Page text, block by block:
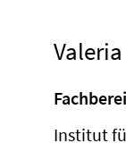
Institut